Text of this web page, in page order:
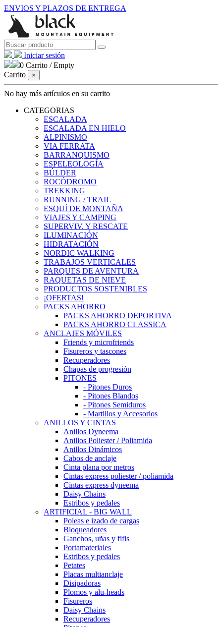
ENVIOS Y PLAZOS DE ENTREGA
Iniciar sesión
0 Carrito /Empty
Carrito
×
No hay más artículos en su carrito
CATEGORIAS
ESCALADA
ESCALADA EN HIELO
ALPINISMO
VIA FERRATA
BARRANQUISMO
ESPELEOLOGÍA
BÚLDER
ROCÓDROMO
TREKKING
RUNNING / TRAIL
ESQUÍ DE MONTAÑA
VIAJES Y CAMPING
SUPERVIV. Y RESCATE
ILUMINACIÓN
HIDRATACIÓN
NORDIC WALKING
TRABAJOS VERTICALES
PARQUES DE AVENTURA
RAQUETAS DE NIEVE
PRODUCTOS SOSTENIBLES
¡OFERTAS!
PACKS AHORRO
PACKS AHORRO DEPORTIVA
PACKS AHORRO CLASSICA
ANCLAJES MÓVILES
Friends y microfriends
Fisureros y tascones
Recuperadores
Chapas de progresión
PITONES
- Pitones Duros
- Pitones Blandos
- Pitones Semiduros
- Martillos y Accesorios
ANILLOS Y CINTAS
Anillos Dyneema
Anillos Poliester / Poliamida
Anillos Dinámicos
Cabos de anclaje
Cinta plana por metros
Cintas express poliester / poliamida
Cintas express dyneema
Daisy Chains
Estribos y pedales
ARTIFICIAL - BIG WALL
Poleas e izado de cargas
Bloqueadores
Ganchos, uñas y fifis
Portamateriales
Estribos y pedales
Petates
Placas multianclaje
Disipadoras
Plomos y alu-heads
Fisureros
Daisy Chains
Recuperadores